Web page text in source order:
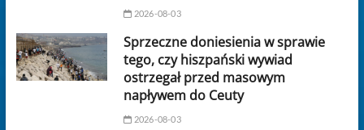
2026-08-03
Sprzeczne doniesienia w sprawie
tego, czy hiszpański wywiad
ostrzegał przed masowym
napływem do Ceuty
2026-08-03